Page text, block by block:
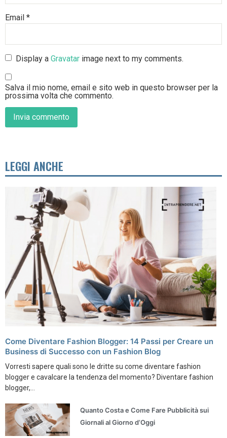
Email *
Display aGravatar image next to my comments.
Salva il mio nome, email e sito web in questo browser per la
prossima volta che commento.
LEGGI ANCHE
Come Diventare Fashion Blogger: 14 Passi per Creare un
Business di Successo con un Fashion Blog
Vorresti sapere quali sono le dritte su come diventare fashion
blogger e cavalcare la tendenza del momento? Diventare fashion
blogger,...
Quanto Costa e Come Fare Pubblicità sui
Giornali al Giorno d’Oggi